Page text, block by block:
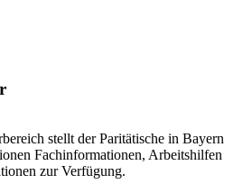
stellt der Paritätische in Bayern
Fachinformationen, Arbeitshilfen
zur Verfügung.